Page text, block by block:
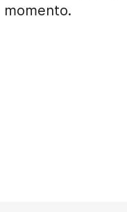
momento.